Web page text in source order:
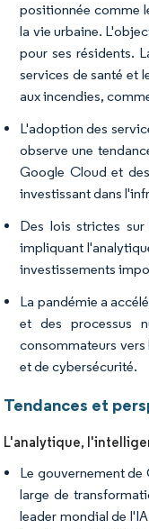
positionnée comme
la vie urbaine.
pour ses résidents.
services de santé et
aux incendies,
L'adoption des
observe une
Google Cloud et
investissant dans
Des lois strictes
impliquant
investissements
La pandémie a
et des processus
consommateurs
et de cybersécurité.
Tendances et
L'analytique,
Le gouvernement de
large de
leader mondial de